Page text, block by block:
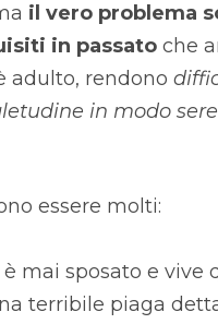
il vero problema
in passato che
adulto, rendono
in modo
essere molti:
mai sposato e vive
terribile piaga